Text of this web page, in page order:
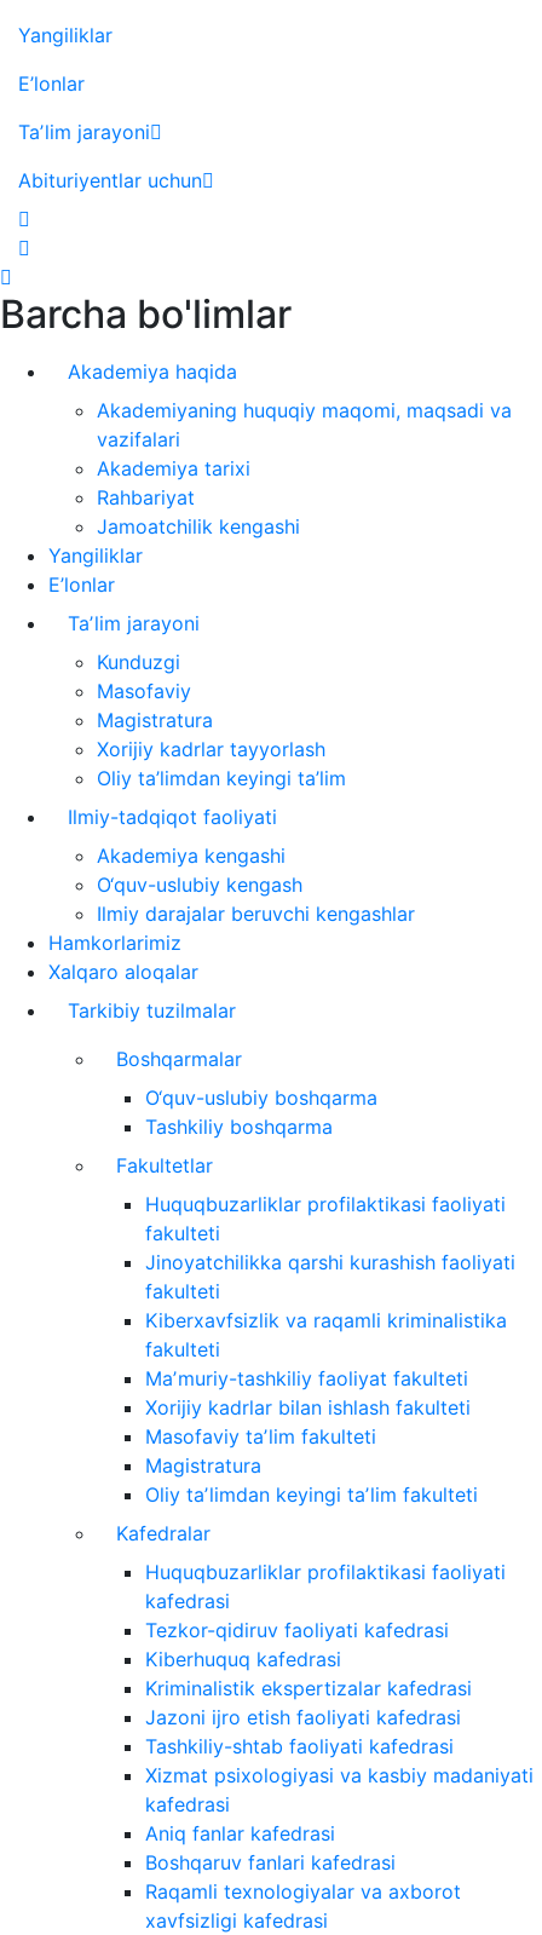
Yangiliklar
E’lonlar
Taʼlim jarayoni
Abituriyentlar uchun
Barcha bo'limlar
Akademiya haqida
Akademiyaning huquqiy maqomi, maqsadi va
vazifalari
Akademiya tarixi
Rahbariyat
Jamoatchilik kengashi
Yangiliklar
E’lonlar
Taʼlim jarayoni
Kunduzgi
Masofaviy
Magistratura
Xorijiy kadrlar tayyorlash
Oliy ta’limdan keyingi ta’lim
Ilmiy-tadqiqot faoliyati
Akademiya kengashi
O‘quv-uslubiy kengash
Ilmiy darajalar beruvchi kengashlar
Hamkorlarimiz
Xalqaro aloqalar
Tarkibiy tuzilmalar
Boshqarmalar
O‘quv-uslubiy boshqarma
Tashkiliy boshqarma
Fakultetlar
Huquqbuzarliklar profilaktikasi faoliyati
fakulteti
Jinoyatchilikka qarshi kurashish faoliyati
fakulteti
Kiberxavfsizlik va raqamli kriminalistika
fakulteti
Maʼmuriy-tashkiliy faoliyat fakulteti
Xorijiy kadrlar bilan ishlash fakulteti
Masofaviy taʼlim fakulteti
Magistratura
Oliy taʼlimdan keyingi taʼlim fakulteti
Kafedralar
Huquqbuzarliklar profilaktikasi faoliyati
kafedrasi
Tezkor-qidiruv faoliyati kafedrasi
Kiberhuquq kafedrasi
Kriminalistik ekspertizalar kafedrasi
Jazoni ijro etish faoliyati kafedrasi
Tashkiliy-shtab faoliyati kafedrasi
Xizmat psixologiyasi va kasbiy madaniyati
kafedrasi
Aniq fanlar kafedrasi
Boshqaruv fanlari kafedrasi
Raqamli texnologiyalar va axborot
xavfsizligi kafedrasi